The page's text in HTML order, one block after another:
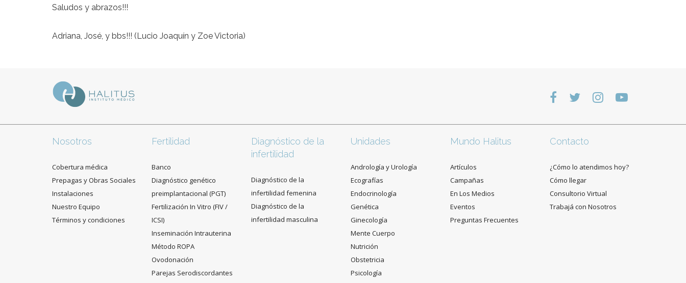
Saludos y abrazos!!!
Adriana, José, y bbs!!! (Lucio Joaquín y Zoe Victoria)
Nosotros
Cobertura médica
Prepagas y Obras Sociales
Instalaciones
Nuestro Equipo
Términos y condiciones
Fertilidad
Banco
Diagnóstico genético
preimplantacional (PGT)
Fertilización In Vitro (FIV /
ICSI)
Inseminación Intrauterina
Método ROPA
Ovodonación
Parejas Serodiscordantes
Diagnóstico de la
infertilidad
Diagnóstico de la
infertilidad femenina
Diagnóstico de la
infertilidad masculina
Unidades
Andrología y Urología
Ecografías
Endocrinología
Genética
Ginecología
Mente Cuerpo
Nutrición
Obstetricia
Psicología
Mundo Halitus
Artículos
Campañas
En Los Medios
Eventos
Preguntas Frecuentes
Contacto
¿Cómo lo atendimos hoy?
Cómo llegar
Consultorio Virtual
Trabajá con Nosotros